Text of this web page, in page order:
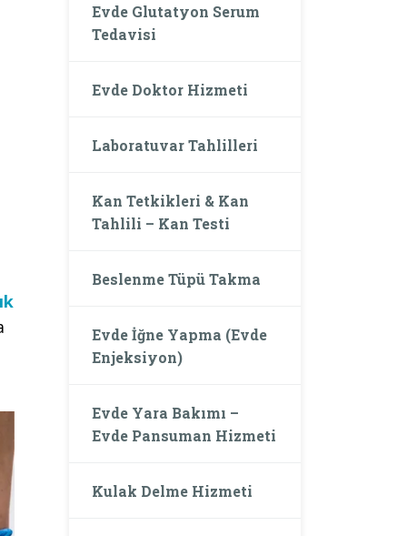
Evde Glutatyon Serum
Tedavisi
Evde Doktor Hizmeti
Laboratuvar Tahlilleri
Kan Tetkikleri & Kan
Tahlili – Kan Testi
Beslenme Tüpü Takma
Evde İğne Yapma (Evde
Enjeksiyon)
Evde Yara Bakımı –
Evde Pansuman Hizmeti
Kulak Delme Hizmeti